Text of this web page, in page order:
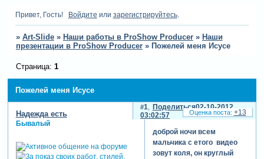
Привет, Гость! Войдите или зарегистрируйтесь.
» Art-Slide » Наши работы в ProShow Producer » Наши
презентации в ProShow Producer » Пожелей меня Исусе
Пожелей меня Исусе
Страница: 1
Поделиться
1
02-10-2012
03:02:57
Надежда есть
Бывалый
доброй ночи всем
мальчика с етого видео
зовут коля, он круглый
+13